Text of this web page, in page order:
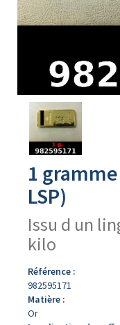
Avers
produit
1
LSP)
Issu d un
kilo
Référence :
982595171
Matière :
Or